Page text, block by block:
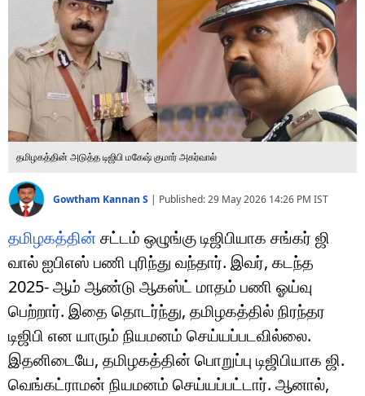
ஷார்ட் வீடியோஸ்
வலை கதைகள்
போட்டோ கேலரி
தமிழகத்தின் அடுத்த டிஜிபி மகேஷ் குமார் அகர்வால்
Gowtham Kannan S | Published:29 May 2026 14:26 PM IST
தமிழகத்தின்சட்டம் ஒழுங்கு டிஜிபியாக சங்கர் ஜி
வால் ஐபிஎஸ் பணி புரிந்து வந்தார். இவர், கடந்த
2025- ஆம் ஆண்டு ஆகஸ்ட் மாதம் பணி ஓய்வு
பெற்றார். இதை தொடர்ந்து, தமிழகத்தில் நிரந்தர
டிஜிபி என யாரும் நியமனம் செய்யப்படவில்லை.
இதனிடையே, தமிழகத்தின் பொறுப்பு டிஜிபியாக ஜி.
வெங்கட்ராமன் நியமனம் செய்யப்பட்டார். ஆனால்,